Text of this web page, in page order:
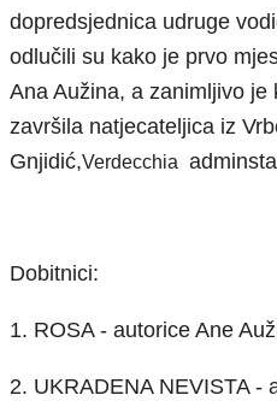
dopredsjednica udruge
odlučili su kako je prvo
Ana Aužina, a zanimljivo
završila natjecateljica iz
Gnjidić,Verdecchia
Dobitnici:
1. ROSA - autorice Ane
2. UKRADENA NEVISTA -